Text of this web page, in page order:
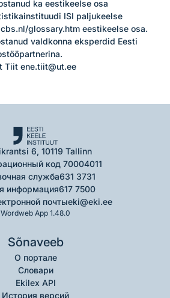
ka eestikeelse osa
ISI paljukeelse
glossary.htm eestikeelse osa.
valdkonna eksperdid Eesti
Tiit ene.tiit@ut.ee
6, 10119 Tallinn
код 70004011
служба631 3731
информация617 7500
почтыeki@eki.ee
Wordweb App 1.48.0
Sõnaveeb
О портале
Словари
Ekilex API
История версий